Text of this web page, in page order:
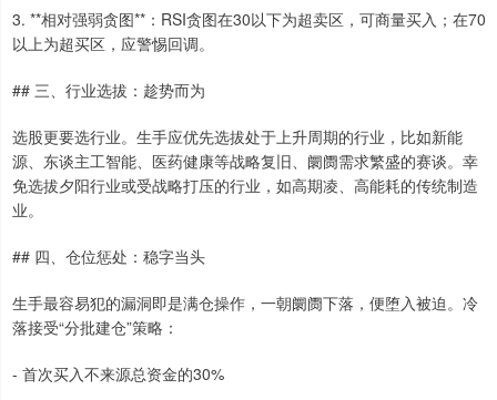
3. **相对强弱贪图**：RSI贪图在30以下为超卖区，可商量买入；在70
以上为超买区，应警惕回调。
## 三、行业选拔：趁势而为
选股更要选行业。生手应优先选拔处于上升周期的行业，比如新能
源、东谈主工智能、医药健康等战略复旧、阛阓需求繁盛的赛谈。幸
免选拔夕阳行业或受战略打压的行业，如高期凌、高能耗的传统制造
业。
## 四、仓位惩处：稳字当头
生手最容易犯的漏洞即是满仓操作，一朝阛阓下落，便堕入被迫。冷
落接受“分批建仓”策略：
- 首次买入不来源总资金的30%